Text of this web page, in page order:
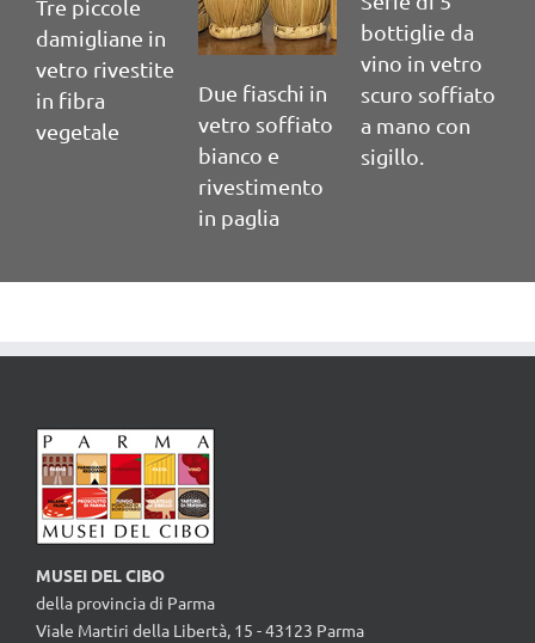
Tre piccole
damigliane in
vetro rivestite
in fibra
vegetale
Due fiaschi in
vetro soffiato
bianco e
rivestimento
in paglia
bottiglie da
vino in vetro
scuro soffiato
a mano con
sigillo.
MUSEI DEL CIBO
della provincia di Parma
Viale Martiri della Libertà, 15 - 43123 Parma